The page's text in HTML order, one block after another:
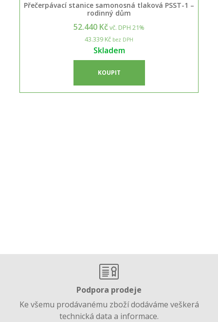
Přečerpávací stanice samonosná tlaková PSST-1 –
rodinný dům
52.440 Kčvč. DPH 21%
43.339 Kč bez DPH
Skladem
KOUPIT
Podpora prodeje
Ke všemu prodávanému zboží dodáváme veškerá
technická data a informace.